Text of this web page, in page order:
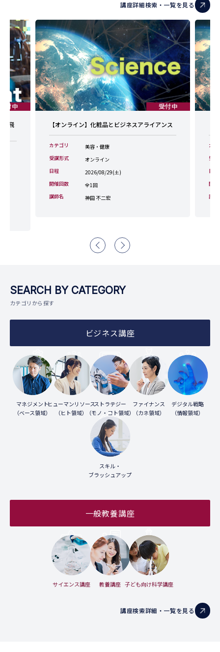
講座詳細検索・一覧を見る
付中
に飛
受付中
【オンライン】化粧品とビジネスアライアンス
カテゴリ
美容・健康
受講形式
オンライン
日程
2026/08/29(土)
開催回数
全1回
講師名
神田 不二宏
カ
受
日程
開催
講師
SEARCH BY CATEGORY
カテゴリから探す
ビジネス講座
マネジメント
（ベース領域）
ヒューマンリソース
（ヒト領域）
ストラテジー
（モノ・コト領域）
ファイナンス
（カネ領域）
デジタル戦略
（情報領域）
スキル・
ブラッシュアップ
一般教養講座
サイエンス講座 教養講座 子ども向け科学講座
講座検索詳細・一覧を見る